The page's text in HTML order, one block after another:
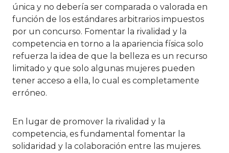
única y no debería ser comparada o valorada en
función de los estándares arbitrarios impuestos
por un concurso. Fomentar la rivalidad y la
competencia en torno a la apariencia física solo
refuerza la idea de que la belleza es un recurso
limitado y que solo algunas mujeres pueden
tener acceso a ella, lo cual es completamente
erróneo.
En lugar de promover la rivalidad y la
competencia, es fundamental fomentar la
solidaridad y la colaboración entre las mujeres.